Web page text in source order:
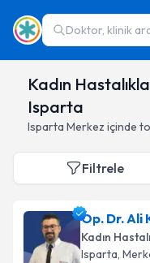
Doktor, klinik
Kadın
Isparta
Isparta Merkez içinde
Filtrele
Op. Dr. Ali
Kadın
Isparta,